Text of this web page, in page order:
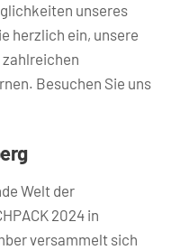
unseres
herzlich ein, unsere
Besuchen Sie uns
Welt der
2024 in
versammelt sich